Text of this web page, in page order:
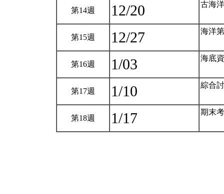
第14週 12/20 古海
第15週 12/27 海洋
第16週 1/03 海底
第17週 1/10 綜合
第18週 1/17 期末考